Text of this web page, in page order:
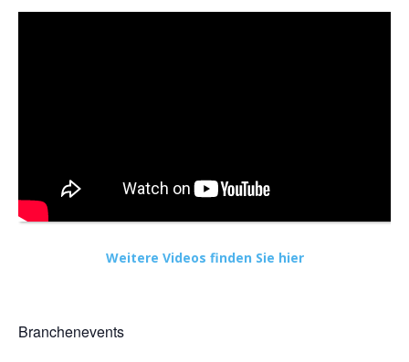
Weitere Videos finden Sie hier
Branchenevents